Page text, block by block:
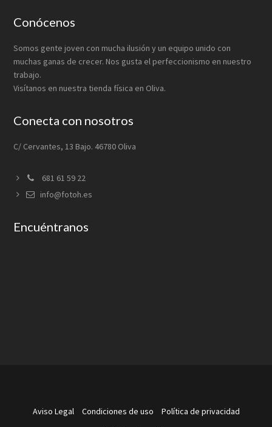
Footer
Conócenos
Somos gente joven con mucha ilusión y un equipo unido con
muchas ganas de crecer. Nos gusta el perfeccionismo en nuestro
trabajo.
Visítanos en nuestra tienda física en Oliva.
Conecta con nosotros
C/ Cervantes, 13 Bajo. 46780 Oliva
681 61 59 22
info@fotoh.es
Encuéntranos
Aviso Legal Condiciones de uso
Política de privacidad